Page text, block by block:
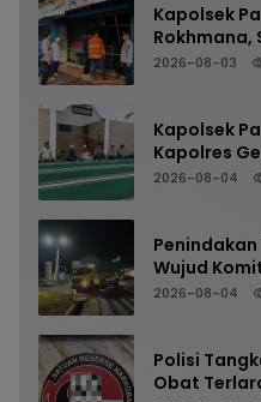
Kapolsek
Rokhmana,
Anggota
2026-08-03
Kapolsek
Kapolres
Masjid Jami
2026-08-04
Wujud
2026-08-04
Polisi
Obat